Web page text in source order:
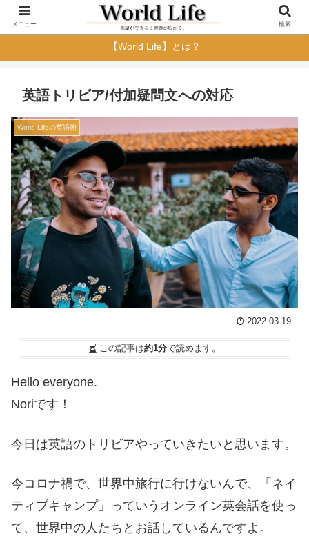
【World Life】とは？
英語トリビア/付加疑問文への対応
World Lifeの英語術
2022.03.19
この記事は約1分で読めます。
Hello everyone.
Noriです！
今日は英語のトリビアやっていきたいと思います。
今コロナ禍で、世界中旅行に行けないんで、「ネイ
ティブキャンプ」っていうオンライン英会話を使っ
て、世界中の人たちとお話しているんですよ。
メニュー 検索